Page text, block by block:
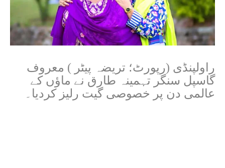
راولپنڈی (رپورٹ؛ تریضہ پیٹر ) معروف
گاسپل سنگر تہمینہ طارق نے ماﺅں کے
عالمی دن پر خصوصی گیت رلیز کردیا۔